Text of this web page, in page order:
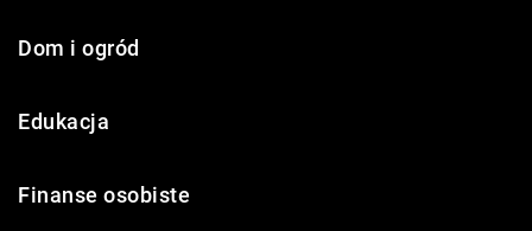
Dom i ogród
Edukacja
Finanse osobiste